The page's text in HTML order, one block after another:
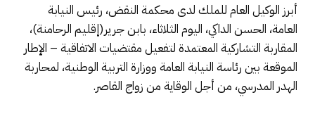
أبرز الوكيل العام للملك لدى محكمة النقض، رئيس النيابة
العامة، الحسن الداكي، اليوم الثلاثاء، بابن جرير(إقليم الرحامنة)،
المقاربة التشاركية المعتمدة لتفعيل مقتضيات الاتفاقية – الإطار
الموقعة بين رئاسة النيابة العامة ووزارة التربية الوطنية، لمحاربة
الهدر المدرسي، من أجل الوقاية من زواج القاصر.